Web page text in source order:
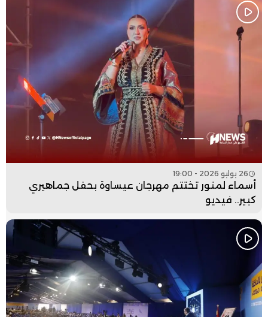
26 يوليو 2026 - 19:00
أسماء لمنور تختتم مهرجان عيساوة بحفل جماهيري
كبير.. فيديو